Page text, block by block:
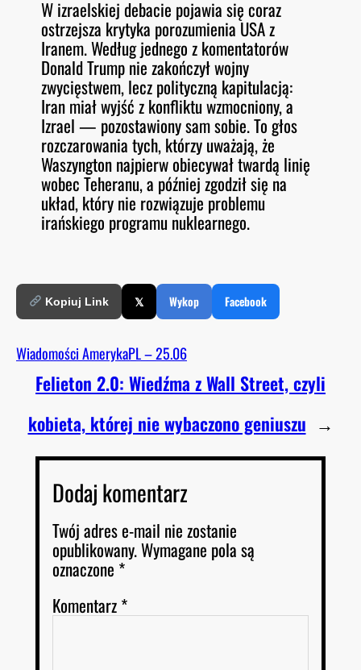
O
D
E
RSS FEED
LINK
EMBED
W izraelskiej debacie pojawia się coraz
ostrzejsza krytyka porozumienia USA z
Iranem. Według jednego z komentatorów
Donald Trump nie zakończył wojny
zwycięstwem, lecz polityczną kapitulacją:
Iran miał wyjść z konfliktu wzmocniony, a
Izrael — pozostawiony sam sobie. To głos
rozczarowania tych, którzy uważają, że
Waszyngton najpierw obiecywał twardą linię
wobec Teheranu, a później zgodził się na
układ, który nie rozwiązuje problemu
irańskiego programu nuklearnego.
Kopiuj Link 𝕏 Wykop Facebook
Wiadomości AmerykaPL – 25.06
Felieton 2.0: Wiedźma z Wall Street, czyli
kobieta, której nie wybaczono geniuszu →
Dodaj komentarz
Twój adres e-mail nie zostanie
opublikowany.Wymagane pola są
oznaczone *
Komentarz*